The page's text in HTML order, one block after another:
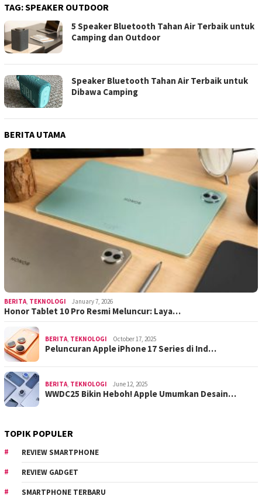
TAG:SPEAKER OUTDOOR
5 Speaker Bluetooth Tahan Air Terbaik untuk
Camping dan Outdoor
Speaker Bluetooth Tahan Air Terbaik untuk
Dibawa Camping
BERITA UTAMA
BERITA TEKNOLOGI January 7, 2026
Honor Tablet 10 Pro Resmi Meluncur: Laya…
BERITA TEKNOLOGI October 17, 2025
Peluncuran Apple iPhone 17 Series di Ind…
BERITA TEKNOLOGI June 12, 2025
WWDC25 Bikin Heboh! Apple Umumkan Desain…
TOPIK POPULER
REVIEW SMARTPHONE
REVIEW GADGET
SMARTPHONE TERBARU